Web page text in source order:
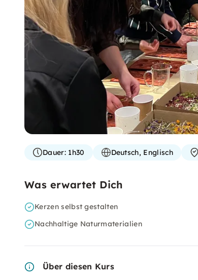
Dauer:1h30 Deutsch, Englisch
Was erwartet Dich
Kerzen selbst gestalten
Nachhaltige Naturmaterialien
Über diesen Kurs